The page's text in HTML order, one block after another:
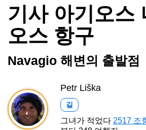
기사 아기오스
오스 항구
Navagio 해변의 출발점
Petr Liška
길
그녀가 적었다 2517 조